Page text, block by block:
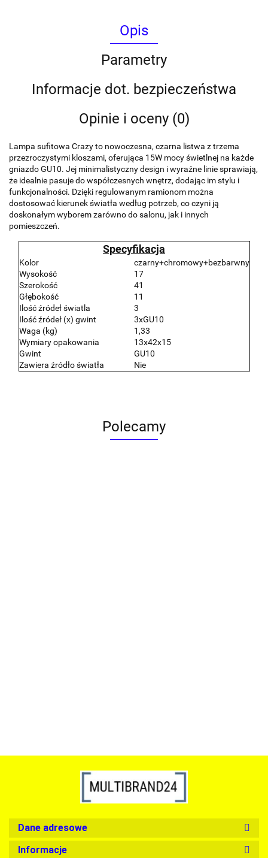
Opis
Parametry
Informacje dot. bezpieczeństwa
Opinie i oceny (0)
Lampa sufitowa Crazy to nowoczesna, czarna listwa z trzema
przezroczystymi kloszami, oferująca 15W mocy świetlnej na każde
gniazdo GU10. Jej minimalistyczny design i wyraźne linie sprawiają,
że idealnie pasuje do współczesnych wnętrz, dodając im stylu i
funkcjonalności. Dzięki regulowanym ramionom można
dostosować kierunek światła według potrzeb, co czyni ją
doskonałym wyborem zarówno do salonu, jak i innych
pomieszczeń.
Specyfikacja
Kolor
czarny+chromowy+bezbarwny
Wysokość
17
Szerokość
41
Głębokość
11
Ilość źródeł światla
3
Ilość źródeł (x) gwint
3xGU10
Waga (kg)
1,33
Wymiary opakowania
13x42x15
Gwint
GU10
Zawiera źródło światła
Nie
Polecamy
Dane adresowe
Informacje